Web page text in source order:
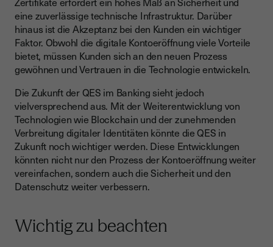
eine zuverlässige technische Infrastruktur. Darüber
hinaus ist die Akzeptanz bei den Kunden ein wichtiger
Faktor. Obwohl die digitale Kontoeröffnung viele Vorteile
bietet, müssen Kunden sich an den neuen Prozess
gewöhnen und Vertrauen in die Technologie entwickeln.
Die Zukunft der QES im Banking sieht jedoch
vielversprechend aus. Mit der Weiterentwicklung von
Technologien wie Blockchain und der zunehmenden
Verbreitung digitaler Identitäten könnte die QES in
Zukunft noch wichtiger werden. Diese Entwicklungen
könnten nicht nur den Prozess der Kontoeröffnung weiter
vereinfachen, sondern auch die Sicherheit und den
Datenschutz weiter verbessern.
Wichtig zu beachten